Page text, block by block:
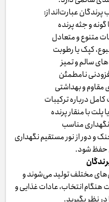
عبارت‌اند از:
و جثه پرنده
متنوع و متعادل
کپک یا رطوبت
سالم و تمیز
نامطمئن
و بهداشتی
کامل درباره ترکیبات
پلت با منقار پرنده
مناسب
و دور از نور مستقیم نگهداری
حفظ شود.
مختلف تولید می‌شوند و
هنگام انتخاب، عادات غذایی و
در نظر بگیرید.